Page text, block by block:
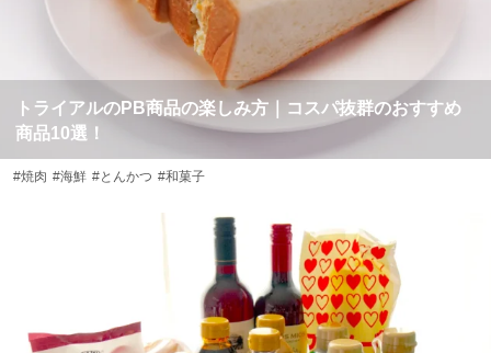
トライアルのPB商品の楽しみ方｜コスパ抜群のおすすめ
商品10選！
#焼肉 #海鮮 #とんかつ #和菓子